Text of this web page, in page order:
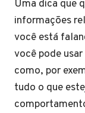
Uma dica que
informações
você está
você pode
como, por
tudo o que